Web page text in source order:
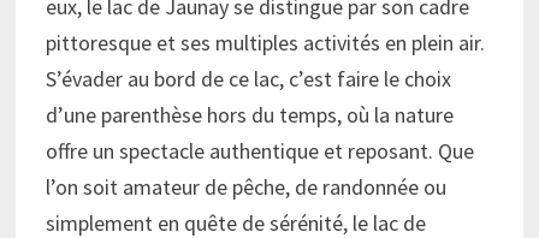
eux, le lac de Jaunay se distingue par son cadre
pittoresque et ses multiples activités en plein air.
S’évader au bord de ce lac, c’est faire le choix
d’une parenthèse hors du temps, où la nature
offre un spectacle authentique et reposant. Que
l’on soit amateur de pêche, de randonnée ou
simplement en quête de sérénité, le lac de